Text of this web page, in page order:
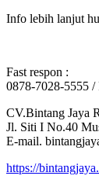
Info lebih lanjut
Fast respon :
0878-7028-5555
CV.Bintang Jaya
Jl. Siti I No.40
E-mail.
https://